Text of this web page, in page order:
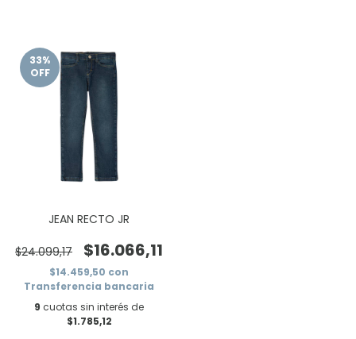
33%
OFF
JEAN RECTO JR
$24.099,17 $16.066,11
$14.459,50 con
Transferencia bancaria
9 cuotas sin interés de
$1.785,12